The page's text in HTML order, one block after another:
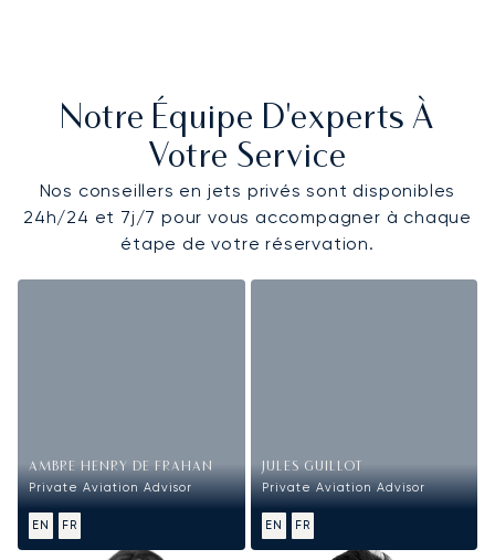
Notre Équipe D'experts À
Votre Service
Nos conseillers en jets privés sont disponibles
24h/24 et 7j/7 pour vous accompagner à chaque
étape de votre réservation.
AMBRE HENRY DE FRAHAN
Private Aviation Advisor
EN FR
JULES GUILLOT
Private Aviation Advisor
EN FR